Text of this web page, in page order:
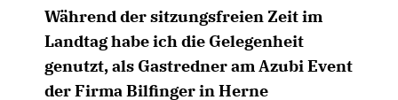
Während der sitzungsfreien Zeit im
Landtag habe ich die Gelegenheit
genutzt, als Gastredner am Azubi Event
der Firma Bilfinger in Herne